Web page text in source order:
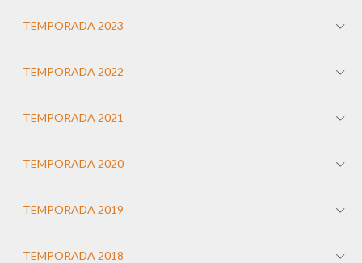
TEMPORADA 2023
TEMPORADA 2022
TEMPORADA 2021
TEMPORADA 2020
TEMPORADA 2019
TEMPORADA 2018